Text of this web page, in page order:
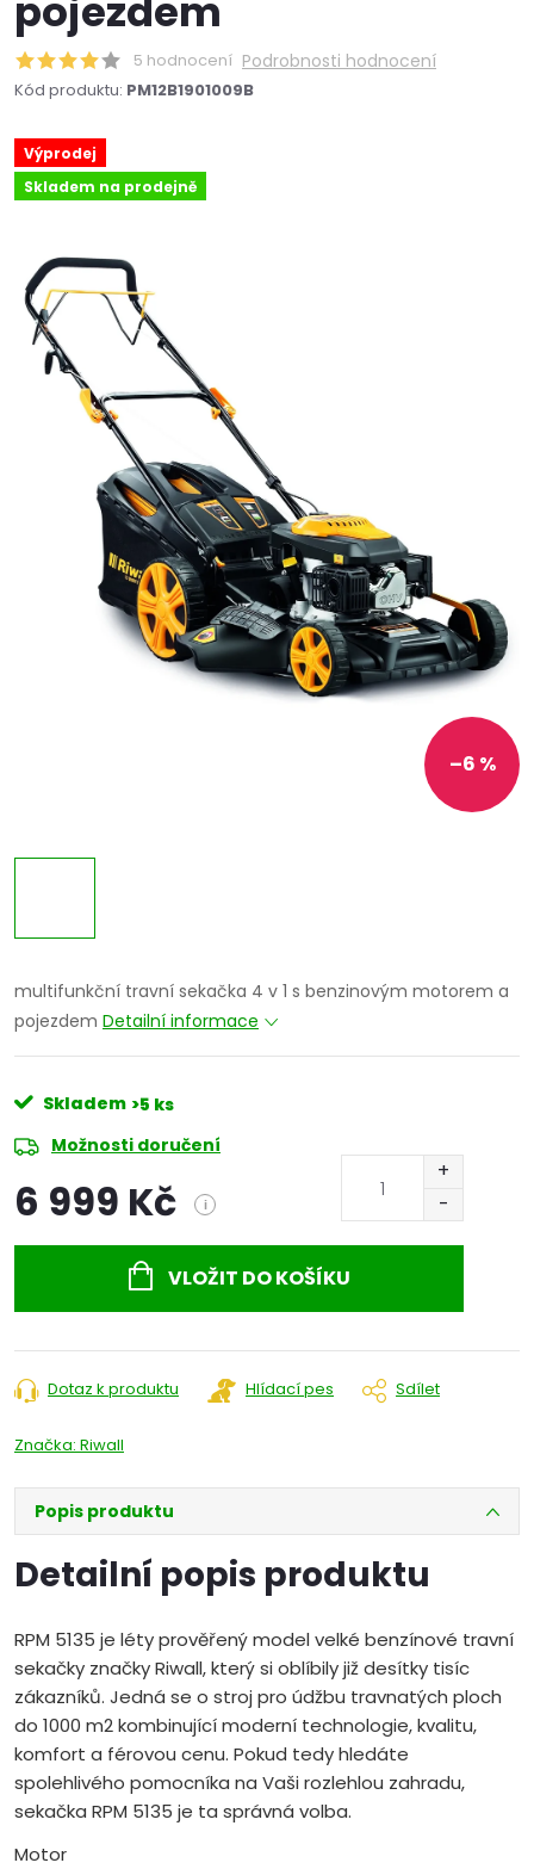
pojezdem
5 hodnocení Podrobnosti hodnocení
Kód produktu: PM12B1901009B
Výprodej
Skladem na prodejně
–6 %
multifunkční travní sekačka 4 v 1 s benzinovým motorem a
pojezdem Detailní informace
Skladem >5 ks
Možnosti doručení
6 999 Kč i
VLOŽIT DO KOŠÍKU
Dotaz k produktu Hlídací pes Sdílet
Značka: Riwall
Popis produktu
Detailní popis produktu
RPM 5135 je léty prověřený model velké benzínové travní
sekačky značky Riwall, který si oblíbily již desítky tisíc
zákazníků. Jedná se o stroj pro údžbu travnatých ploch
do 1000 m2 kombinující moderní technologie, kvalitu,
komfort a férovou cenu. Pokud tedy hledáte
spolehlivého pomocníka na Vaši rozlehlou zahradu,
sekačka RPM 5135 je ta správná volba.
Motor